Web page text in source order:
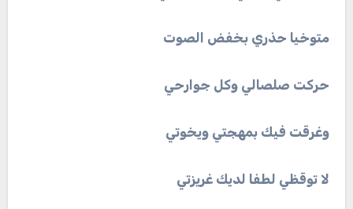
متوخيا حذري بخفض الصوت
حركت صلصالي وكل جوارحي
وغرقت فيك بمهجتي ويخوتي
لا توقظي لطفا لديك غريزتي